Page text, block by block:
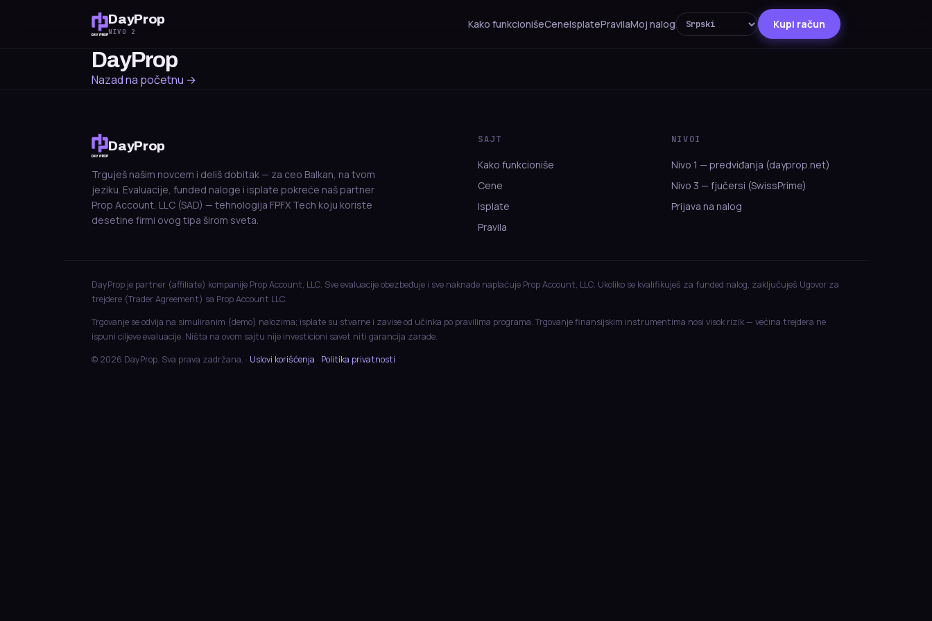
DayProp
NIVO 2
Kako funkcionišeCeneIsplatePravilaMoj nalog Kupi račun
DayProp
Nazad na početnu →
DayProp
Trguješ našim novcem i deliš dobitak — za ceo Balkan, na tvom
jeziku. Evaluacije, funded naloge i isplate pokreće naš partner
Prop Account, LLC (SAD) — tehnologija FPFX Tech koju koriste
desetine firmi ovog tipa širom sveta.
SAJT
Kako funkcioniše
Cene
Isplate
Pravila
NIVOI
Nivo 1 — predviđanja (dayprop.net)
Nivo 3 — fjučersi (SwissPrime)
Prijava na nalog
DayProp je partner (affiliate) kompanije Prop Account, LLC. Sve evaluacije obezbeđuje i sve naknade naplaćuje Prop Account, LLC. Ukoliko se kvalifikuješ za funded nalog, zaključuješ Ugovor za
trejdere (Trader Agreement) sa Prop Account LLC.
Trgovanje se odvija na simuliranim (demo) nalozima; isplate su stvarne i zavise od učinka po pravilima programa. Trgovanje finansijskim instrumentima nosi visok rizik — većina trejdera ne
ispuni ciljeve evaluacije. Ništa na ovom sajtu nije investicioni savet niti garancija zarade.
© 2026 DayProp. Sva prava zadržana. · Uslovi korišćenja · Politika privatnosti